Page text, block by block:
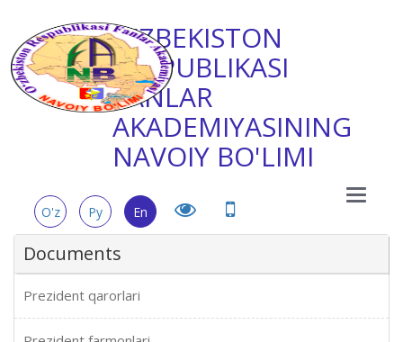
O'ZBEKISTON
RESPUBLIKASI
FANLAR
AKADEMIYASINING
NAVOIY BO'LIMI
Main
O'z Ру En
Documents
Prezident qarorlari